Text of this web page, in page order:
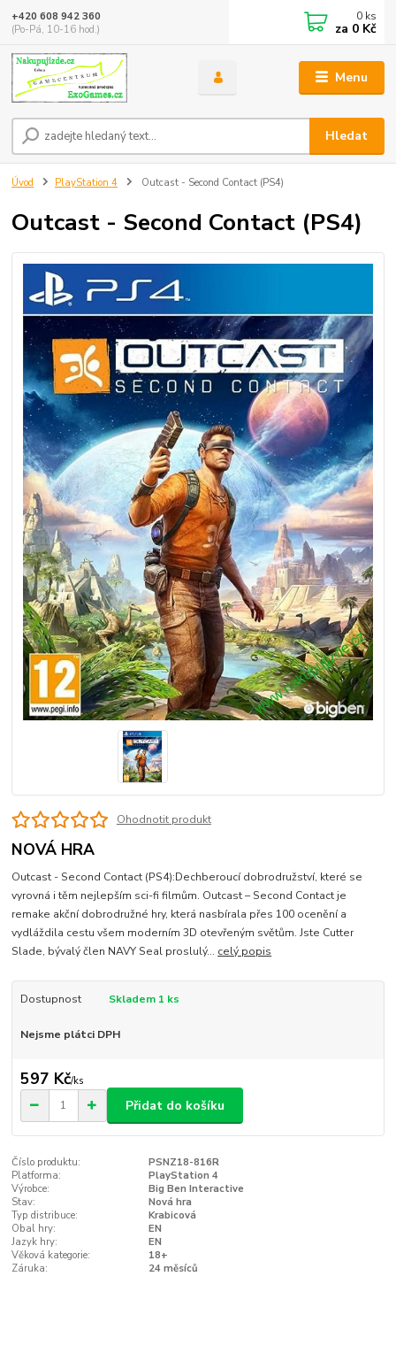
Menu
Hledat
+420 608 942 360
(Po-Pá, 10-16 hod.)
0 ks
za 0 Kč
Úvod PlayStation 4 Outcast - Second Contact (PS4)
Outcast - Second Contact (PS4)
Ohodnotit produkt
NOVÁ HRA
Outcast - Second Contact (PS4):Dechberoucí dobrodružství, které se
vyrovná i těm nejlepším sci-fi filmům. Outcast – Second Contact je
remake akční dobrodružné hry, která nasbírala přes 100 ocenění a
vydláždila cestu všem moderním 3D otevřeným světům. Jste Cutter
Slade, bývalý člen NAVY Seal proslulý... celý popis
Dostupnost Skladem 1 ks
Nejsme plátci DPH
597 Kč/ks
Přidat do košíku
Číslo produktu:
PSNZ18-816R
Platforma:
PlayStation 4
Výrobce:
Big Ben Interactive
Stav:
Nová hra
Typ distribuce:
Krabicová
Obal hry:
EN
Jazyk hry:
EN
Věková kategorie:
18+
Záruka:
24 měsíců